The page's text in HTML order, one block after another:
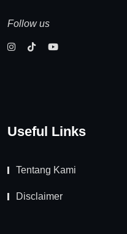
Follow us
Useful Links
Tentang Kami
Disclaimer